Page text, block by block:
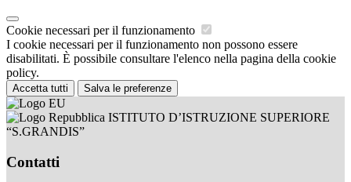
Cookie necessari per il funzionamento
I cookie necessari per il funzionamento non possono essere
disabilitati. È possibile consultare l'elenco nella pagina della cookie
policy.
Accetta tutti Salva le preferenze
ISTITUTO D’ISTRUZIONE SUPERIORE
“S.GRANDIS”
Contatti